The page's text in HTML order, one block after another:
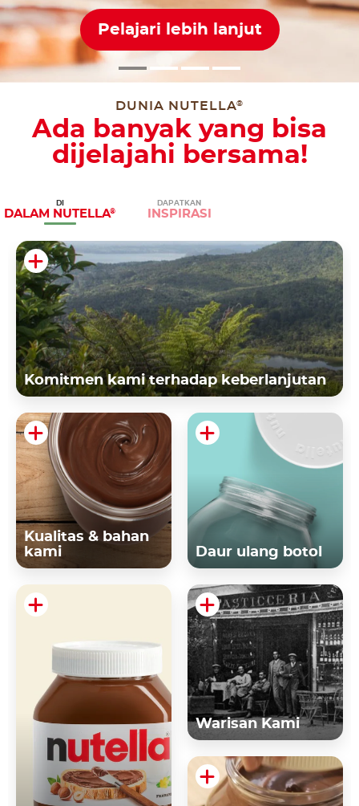
Pelajari lebih lanjut
DUNIA NUTELLA®
Ada banyak yang bisa
dijelajahi bersama!
DI
DALAM NUTELLA®
DAPATKAN
INSPIRASI
Komitmen kami terhadap keberlanjutan
Kualitas & bahan
kami
Daur ulang botol
Warisan Kami